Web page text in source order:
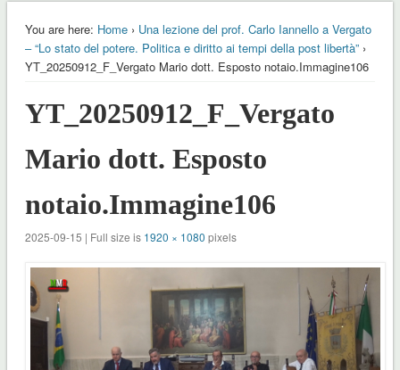
You are here: Home› Una lezione del prof. Carlo Iannello a Vergato
– “Lo stato del potere. Politica e diritto ai tempi della post libertà”›
YT_20250912_F_Vergato Mario dott. Esposto notaio.Immagine106
YT_20250912_F_Vergato
Mario dott. Esposto
notaio.Immagine106
2025-09-15 | Full size is 1920 × 1080 pixels